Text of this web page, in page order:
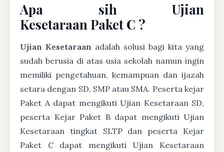
Apa sih Ujian
Kesetaraan Paket C ?
Ujian Kesetaraan adalah solusi bagi kita yang
sudah berusia di atas usia sekolah namun ingin
memiliki pengetahuan, kemampuan dan ijazah
setara dengan SD, SMP atau SMA. Peserta kejar
Paket A dapat mengikuti Ujian Kesetaraan SD,
peserta Kejar Paket B dapat mengikuti Ujian
Kesetaraan tingkat SLTP dan peserta Kejar
Paket C dapat mengikuti Ujian Kesetaraan